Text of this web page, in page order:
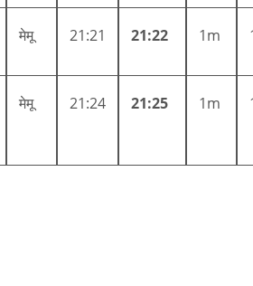
मेमू 21:21 21:22 1m
मेमू 21:24 21:25 1m